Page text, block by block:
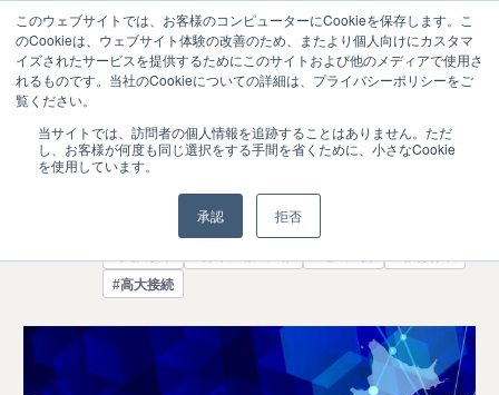
このウェブサイトでは、お客様のコンピューターにCookieを保存します。こ
のCookieは、ウェブサイト体験の改善のため、またより個人向けにカスタマ
イズされたサービスを提供するためにこのサイトおよび他のメディアで使用さ
れるものです。当社のCookieについての詳細は、プライバシーポリシーをご
覧ください。
当サイトでは、訪問者の個人情報を追跡することはありません。ただ
し、お客様が何度も同じ選択をする手間を省くために、小さなCookie
を使用しています。
承認 拒否
07
東京での新増設抑制の是非を検討する有
識者会議が初会合
#高大接続